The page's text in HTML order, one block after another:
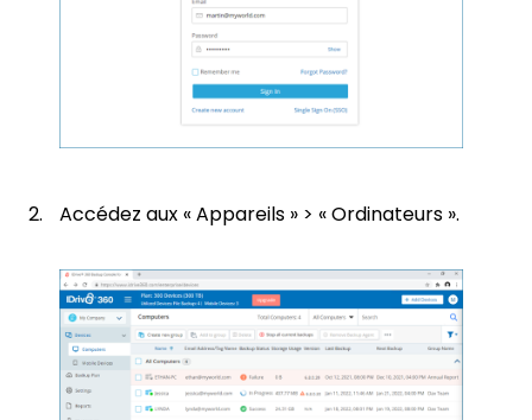
Accédez aux « Appareils » > « Ordinateurs ».